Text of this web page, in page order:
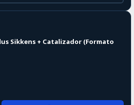
Sikkens + Catalizador (Formato